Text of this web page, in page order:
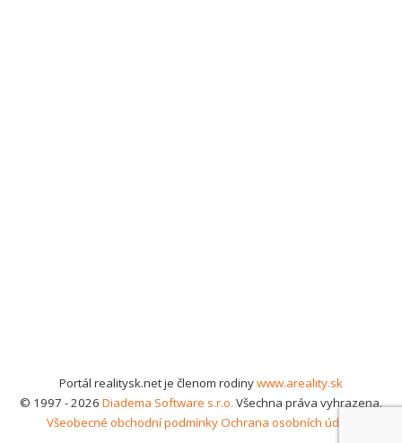
Portál realitysk.net je členom rodinywww.areality.sk
© 1997 - 2026 Diadema Software s.r.o. Všechna práva vyhrazena.
Všeobecné obchodní podmínkyOchrana osobních údajů